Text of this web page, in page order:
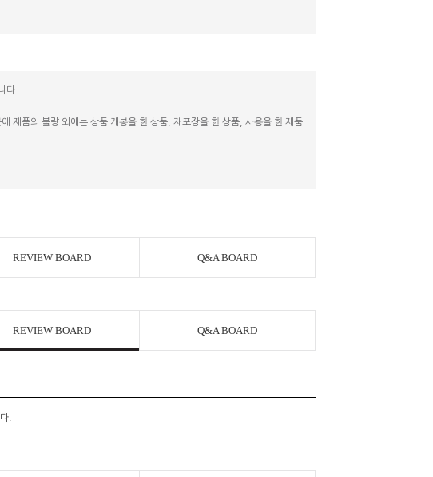
다.
제품의 불량 외에는 상품 개봉을 한 상품, 재포장을 한 상품, 사용을 한 제품
REVIEW BOARD Q&A BOARD
REVIEW BOARD Q&A BOARD
.